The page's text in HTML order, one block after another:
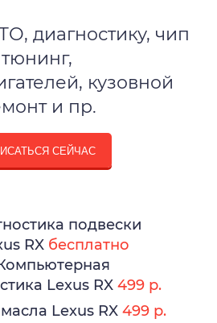
диагностику, чип
тюнинг,
кузовной
и пр.
СЕЙЧАС
подвески
RX бесплатно
Lexus RX 499 р.
Lexus RX 499 р.